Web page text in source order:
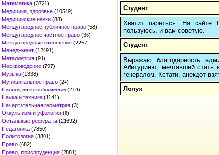
Математика (3721)
Медицина, здоровье (10549)
Медицинские науки (88)
Международное публичное право (58)
Международное частное право (36)
Международные отношения (2257)
Менеджмент (12491)
Металлургия (91)
Москвоведение (797)
Музыка (1338)
Муниципальное право (24)
Налоги, налогообложение (214)
Наука и техника (1141)
Начертательная геометрия (3)
Оккультизм и уфология (8)
Остальные рефераты (21692)
Педагогика (7850)
Политология (3801)
Право (682)
Право, юриспруденция (2881)
Студент
Хватит париться. На
пользуюсь, и вам советую.
Студент
Выражаю благодарность
Абитуриент, мечтавший
генералом. Кстати, анекдот
Лопух